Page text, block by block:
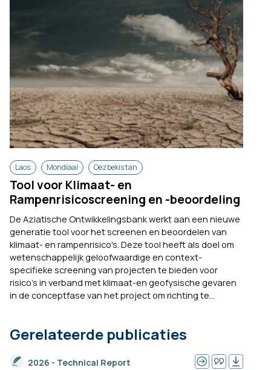
Laos Mondiaal Oezbekistan
Tool voor Klimaat- en
Rampenrisicoscreening en -beoordeling
De Aziatische Ontwikkelingsbank werkt aan een nieuwe
generatie tool voor het screenen en beoordelen van
klimaat- en rampenrisico's. Deze tool heeft als doel om
wetenschappelijk geloofwaardige en context-
specifieke screening van projecten te bieden voor
risico's in verband met klimaat-en geofysische gevaren
in de conceptfase van het project om richting te...
Gerelateerde publicaties
2026 - Technical Report